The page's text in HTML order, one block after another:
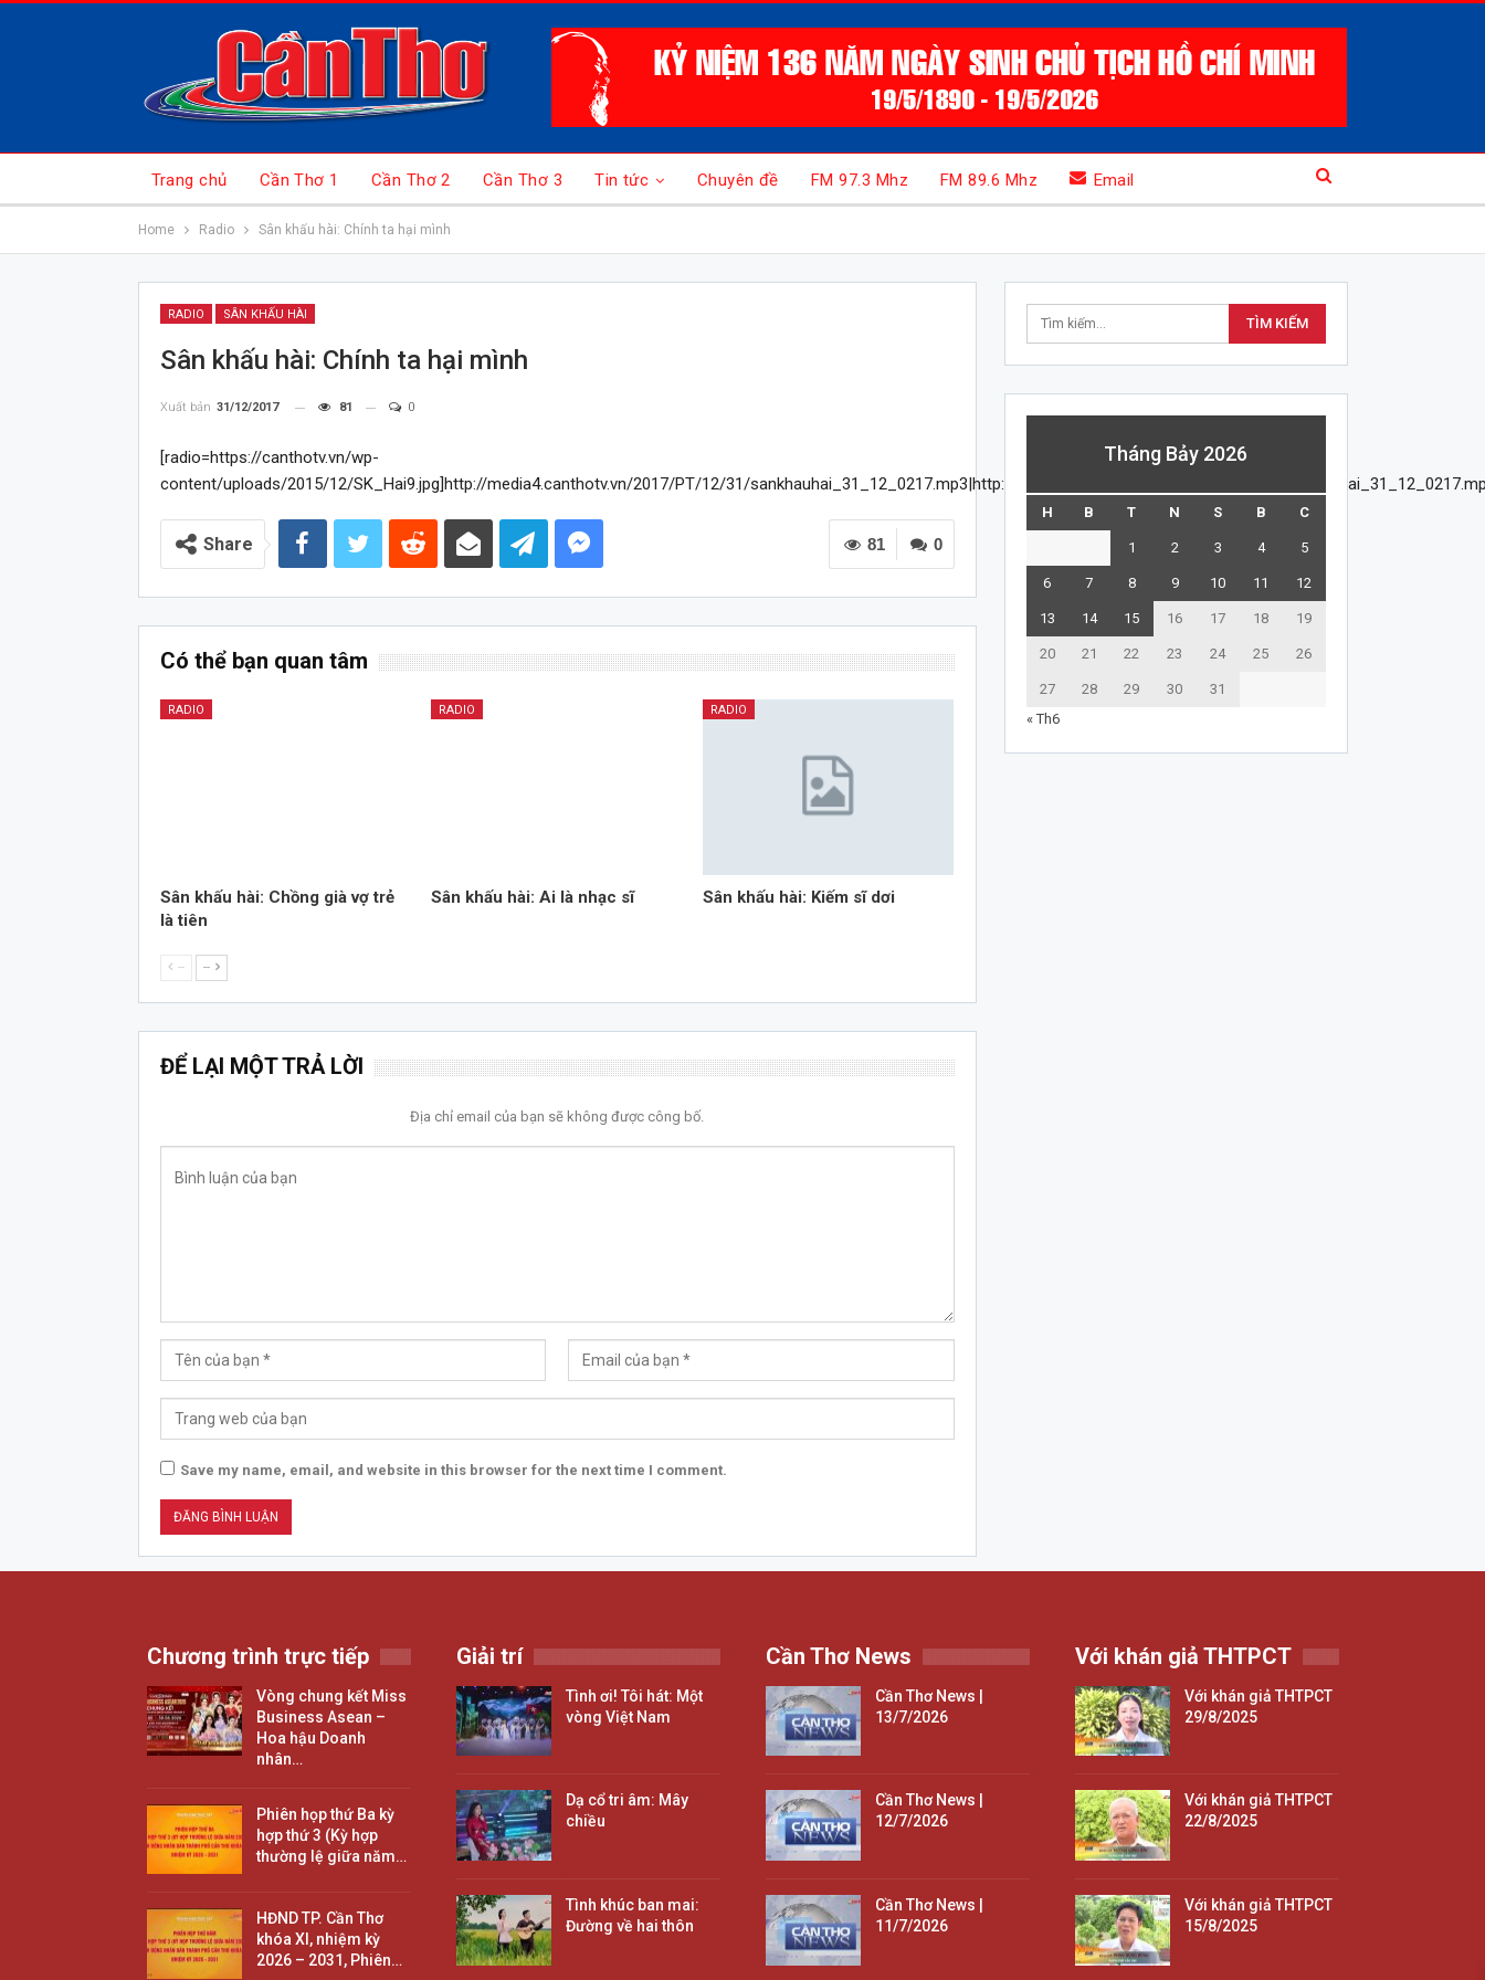
Trang chủ Cần Thơ 1 Cần Thơ 2 Cần Thơ 3 Tin tức Chuyên đề FM 97.3 Mhz FM 89.6 Mhz Email
Home Radio Sân khấu hài: Chính ta hại mình
RADIO SÂN KHẤU HÀI
Sân khấu hài: Chính ta hại mình
Xuất bản 31/12/2017 81 0
[radio=https://canthotv.vn/wp-
content/uploads/2015/12/SK_Hai9.jpg]http://media4.canthotv.vn/2017/PT/12/31/sankhauhai_31_12_0217.mp3|http://media4.canthotv.vn/2017/PT/12/31/
0
81
Share
Có thể bạn quan tâm
RADIO
Sân khấu hài: Chồng già vợ trẻ
là tiên
RADIO
Sân khấu hài: Ai là nhạc sĩ
RADIO
Sân khấu hài: Kiếm sĩ dơi
-- --
ĐỂ LẠI MỘT TRẢ LỜI
Địa chỉ email của bạn sẽ không được công bố.
Save my name, email, and website in this browser for the next time I comment.
Tháng Bảy 2026
H B T N S B C
1 2 3 4 5
6 7 8 9 10 11 12
13 14 15 16 17 18 19
20 21 22 23 24 25 26
27 28 29 30
31
« Th6
Chương trình trực tiếp
Vòng chung kết Miss
Business Asean –
Hoa hậu Doanh
nhân…
Phiên họp thứ Ba kỳ
hợp thứ 3 (Kỳ hợp
thường lệ giữa năm…
HĐND TP. Cần Thơ
khóa XI, nhiệm kỳ
2026 – 2031, Phiên…
Giải trí
Tình ơi! Tôi hát: Một
vòng Việt Nam
Dạ cổ tri âm: Mây
chiều
Tình khúc ban mai:
Đường về hai thôn
Cần Thơ News
Cần Thơ News |
13/7/2026
Cần Thơ News |
12/7/2026
Cần Thơ News |
11/7/2026
Với khán giả THTPCT
Với khán giả THTPCT
29/8/2025
Với khán giả THTPCT
22/8/2025
Với khán giả THTPCT
15/8/2025